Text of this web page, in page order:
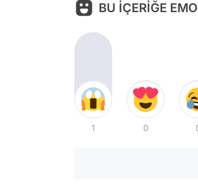
BU İÇERİĞE
1 0